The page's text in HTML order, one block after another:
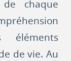
chaque
de vie. Au